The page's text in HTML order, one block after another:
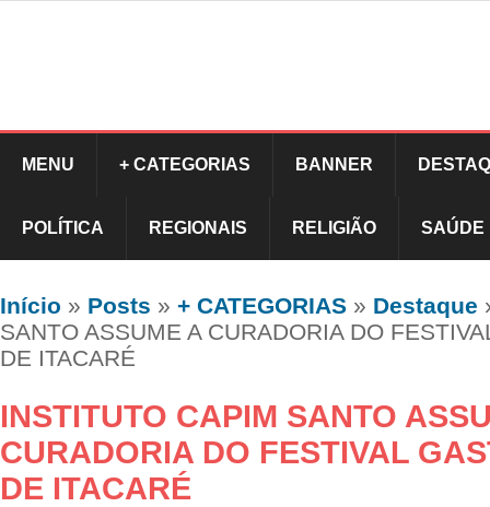
MENU + CATEGORIAS BANNER
POLÍTICA REGIONAIS RELIGIÃO SAÚDE
Início » Posts » + CATEGORIAS » Destaque
SANTO ASSUME A CURADORIA DO
DE ITACARÉ
INSTITUTO CAPIM SANTO
CURADORIA DO FESTIVAL
DE ITACARÉ